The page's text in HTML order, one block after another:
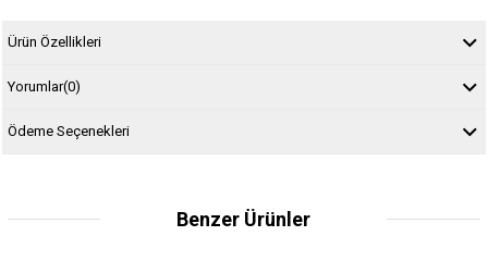
Ürün Özellikleri
Yorumlar(0)
Ödeme Seçenekleri
Benzer Ürünler